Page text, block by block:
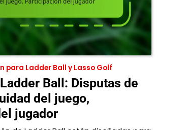
para Ladder Ball y Lasso Golf
Ball: Disputas de
del juego,
jugador